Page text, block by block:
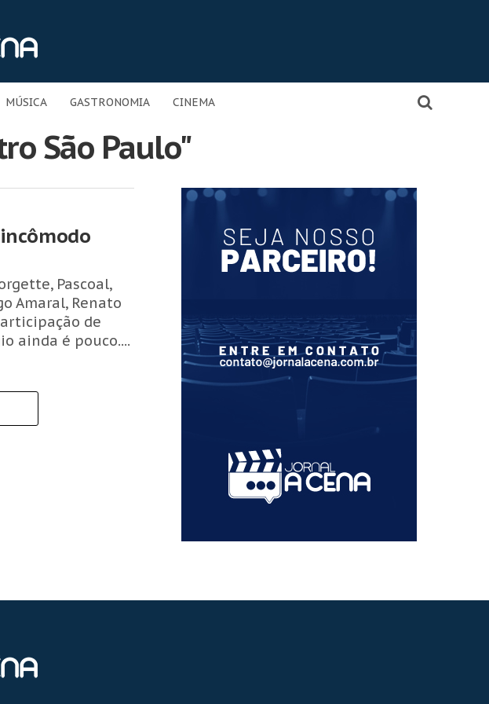
MÚSICA GASTRONOMIA CINEMA
São Paulo"
Pascoal,
Amaral, Renato
de
ainda é pouco....